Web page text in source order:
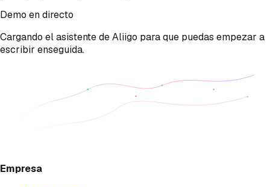
Demo en directo
Cargando el asistente de Aliigo para que puedas empezar a
escribir enseguida.
Empresa